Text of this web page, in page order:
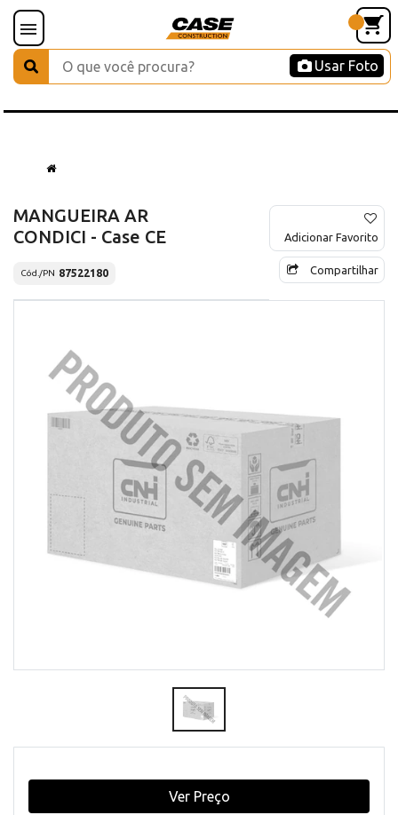
Usar Foto
MANGUEIRA AR
CONDICI - Case CE
Cód./PN 87522180
Adicionar Favorito
Compartilhar
Ver Preço